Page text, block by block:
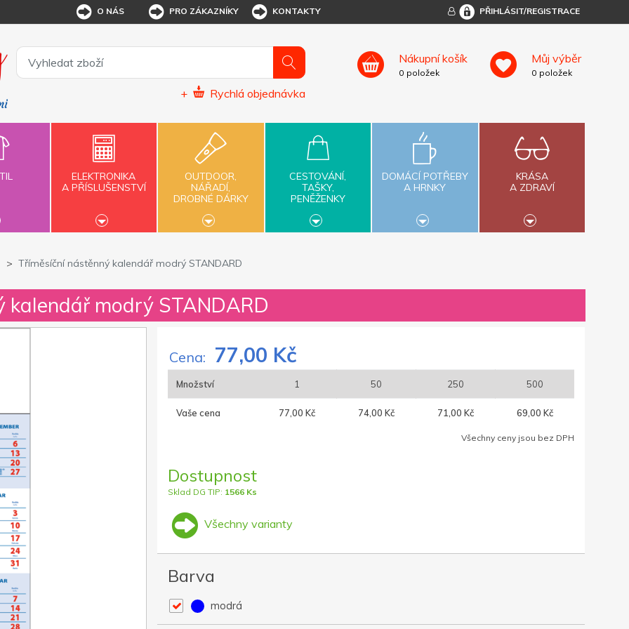
O NÁS PRO ZÁKAZNÍKY KONTAKTY PŘIHLÁSIT/REGISTRACE
+ Rychlá objednávka
Nákupní košík
0 položek
Můj výběr
0 položek
ELEKTRONIKA
A PŘÍSLUŠENSTVÍ
OUTDOOR,
NÁŘADÍ,
DROBNÉ DÁRKY
CESTOVÁNÍ,
TAŠKY,
PENĚŽENKY
DOMÁCÍ POTŘEBY
A HRNKY
KRÁSA
A ZDRAVÍ
Tříměsíční nástěnný kalendář modrý STANDARD
kalendář modrý STANDARD
Cena: 77,00 Kč
Množství 1 50 250 500
Vaše cena 77,00 Kč 74,00 Kč 71,00 Kč 69,00 Kč
Všechny ceny jsou bez DPH
Dostupnost
Sklad DG TIP: 1566 Ks
Všechny varianty
Barva
modrá